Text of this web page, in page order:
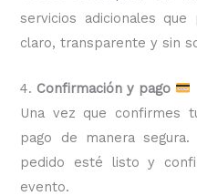
servicios adicionales que
claro, transparente y sin
4. Confirmación y pago
Una vez que confirmes
pago de manera
pedido esté listo y
evento.